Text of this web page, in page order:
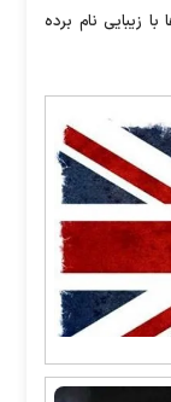
با زیبایی نام برده